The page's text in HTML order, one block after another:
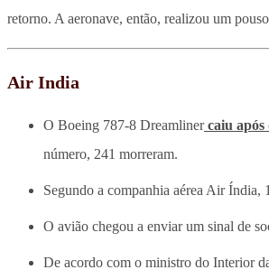
retorno. A aeronave, então, realizou um
Air India
O Boeing 787-8 Dreamlinercaiu após
número, 241 morreram.
Segundo a companhia aérea Air Índia,
O avião chegou a enviar um sinal de
De acordo com o ministro do Interior